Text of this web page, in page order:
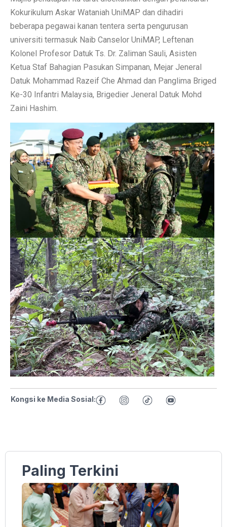
Kokurikulum Askar Wataniah UniMAP dan dihadiri
beberapa pegawai kanan tentera serta pengurusan
universiti termasuk Naib Canselor UniMAP, Leftenan
Kolonel Profesor Datuk Ts. Dr. Zaliman Sauli, Asisten
Ketua Staf Bahagian Pasukan Simpanan, Mejar Jeneral
Datuk Mohammad Razeif Che Ahmad dan Panglima Briged
Ke-30 Infantri Malaysia, Brigedier Jeneral Datuk Mohd
Zaini Hashim.
Kongsi ke Media Sosial:
Paling Terkini